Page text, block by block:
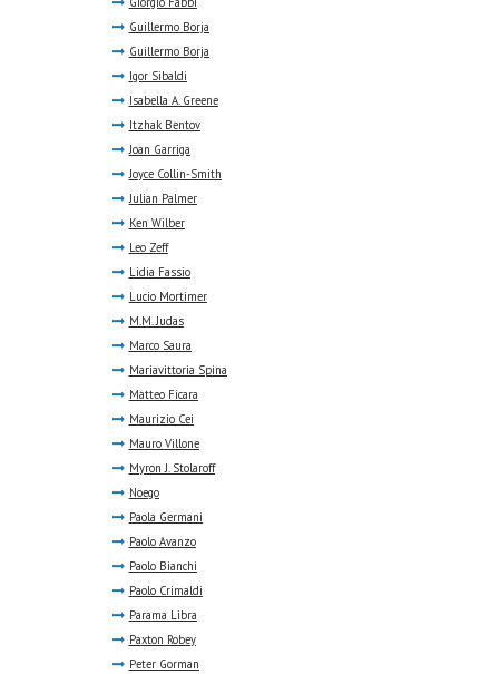
Guillermo Borja
Guillermo Borja
Igor Sibaldi
Isabella A. Greene
Itzhak Bentov
Joan Garriga
Joyce Collin-Smith
Julian Palmer
Ken Wilber
Leo Zeff
Lidia Fassio
Lucio Mortimer
M.M. Judas
Marco Saura
Mariavittoria Spina
Matteo Ficara
Maurizio Cei
Mauro Villone
Myron J. Stolaroff
Noego
Paola Germani
Paolo Avanzo
Paolo Bianchi
Paolo Crimaldi
Parama Libra
Paxton Robey
Peter Gorman